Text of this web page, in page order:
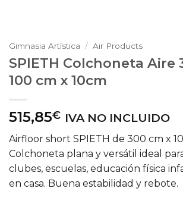
Gimnasia Artística / Air Products
SPIETH Colchoneta Aire
100 cm x 10cm
515,85€ IVA NO INCLUIDO
Airfloor short SPIETH de 300 cm x
Colchoneta plana y versátil ideal
clubes, escuelas, educación física
en casa. Buena estabilidad y rebote.